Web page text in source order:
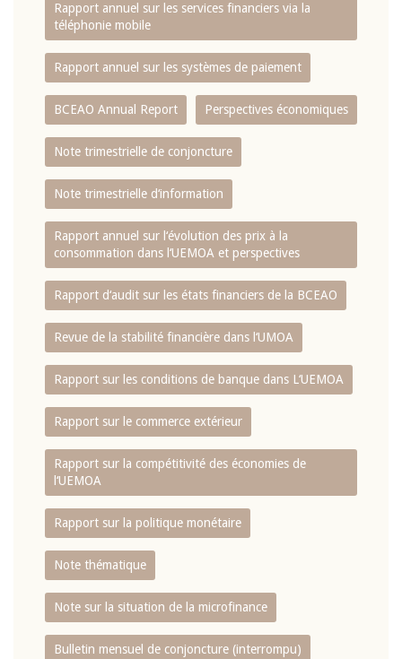
Rapport annuel sur les services financiers via la
téléphonie mobile
Rapport annuel sur les systèmes de paiement
BCEAO Annual Report Perspectives économiques
Note trimestrielle de conjoncture
Note trimestrielle d‘information
Rapport annuel sur l‘évolution des prix à la
consommation dans l‘UEMOA et perspectives
Rapport d‘audit sur les états financiers de la BCEAO
Revue de la stabilité financière dans l‘UMOA
Rapport sur les conditions de banque dans L‘UEMOA
Rapport sur le commerce extérieur
Rapport sur la compétitivité des économies de
l‘UEMOA
Rapport sur la politique monétaire
Note thématique
Note sur la situation de la microfinance
Bulletin mensuel de conjoncture (interrompu)